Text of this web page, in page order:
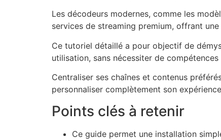
Les décodeurs modernes, comme les
services de streaming premium, offrant
Ce tutoriel détaillé a pour objectif de
utilisation, sans nécessiter de
Centraliser ses chaînes et contenus
personnaliser complètement son
Points clés à retenir
Ce guide permet une installation